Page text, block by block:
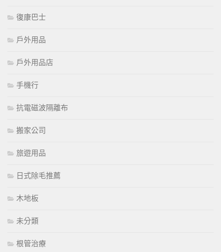
復康巴士
戶外用品
戶外用品店
手機行
抗電磁波隔離布
搬家公司
旅遊用品
日式除毛推薦
木地板
未分類
根管治療